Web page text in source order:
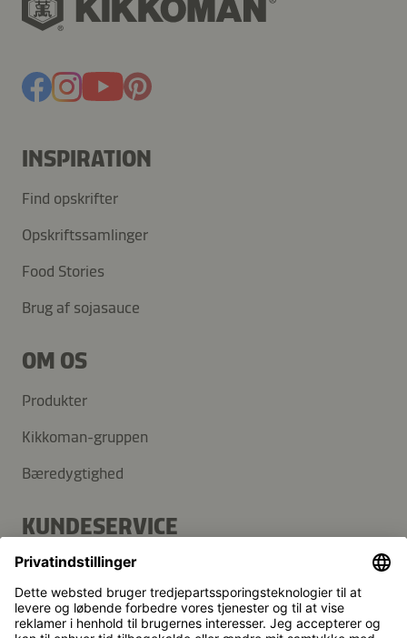
INSPIRATION
Find opskrifter
Opskriftssamlinger
Food Stories
Brug af sojasauce
OM OS
Produkter
Kikkoman-gruppen
Bæredygtighed
KUNDESERVICE
FAQ
Kontakt